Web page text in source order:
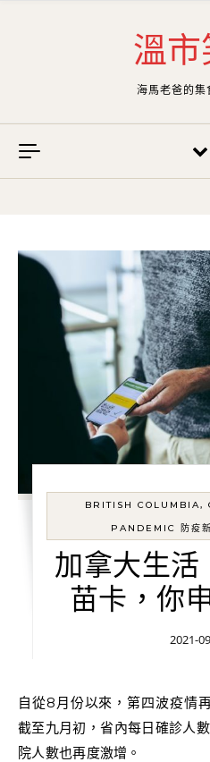
溫
海馬老爸的集
BRITISH COLUMBIA,
PANDEMIC 防疫
加拿大生活
苗卡，你
2021-
自從8月份以來，第四波疫情再次讓卑詩省省民神經緊繃。
截至九月初，省內每日確診人
院人數也再度激增。